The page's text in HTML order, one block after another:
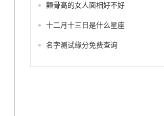
颧骨高的女人面相好不好
十二月十三日是什么星座
名字测试缘分免费查询